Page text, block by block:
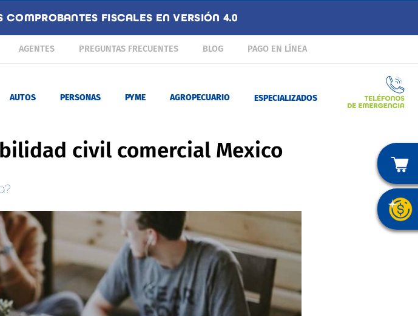
COMPROBANTES FISCALES EN VERSIÓN 4.0
AGENTES PREGUNTAS FRECUENTES BLOG PAGO EN LÍNEA
AUTOS PERSONAS PYME AGROPECUARIO ESPECIALIZADOS
civil comercial Mexico